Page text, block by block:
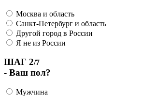
Москва и область
Санкт-Петербург и область
Другой город в России
Я не из России
ШАГ 2/7
- Ваш пол?
Мужчина